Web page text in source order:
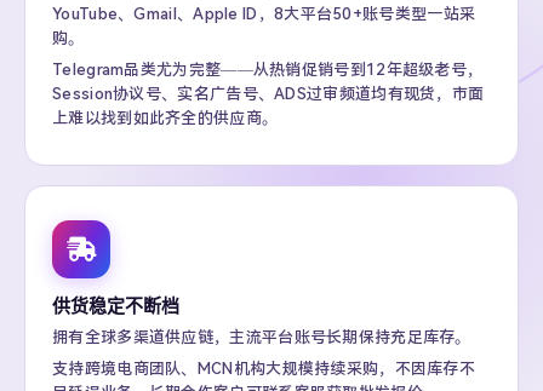
YouTube、Gmail、Apple ID，8大平台50+账号类型一站采
购。
Telegram品类尤为完整——从热销促销号到12年超级老号，
Session协议号、实名广告号、ADS过审频道均有现货，市面
上难以找到如此齐全的供应商。
供货稳定不断档
拥有全球多渠道供应链，主流平台账号长期保持充足库存。
支持跨境电商团队、MCN机构大规模持续采购，不因库存不